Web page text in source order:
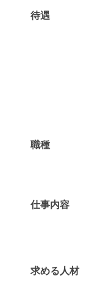
待遇
職種
仕事内容
求める人材